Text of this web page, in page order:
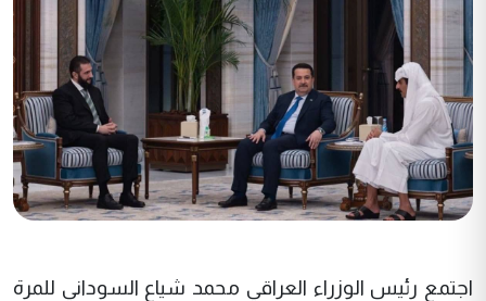
اجتمع رئيس الوزراء العراقي محمد شياع السوداني للمرة